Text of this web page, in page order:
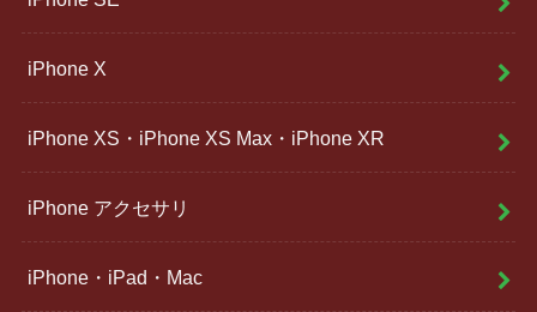
iPhone X
iPhone XS・iPhone XS Max・iPhone XR
iPhone アクセサリ
iPhone・iPad・Mac